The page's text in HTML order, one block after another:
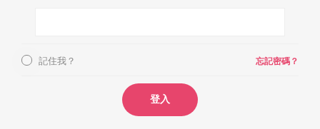
記住我？ 忘記密碼？
登入